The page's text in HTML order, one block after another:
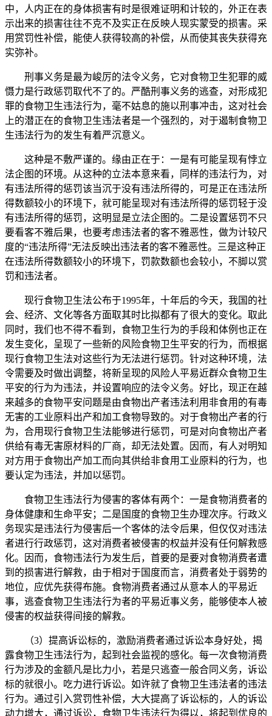
中，人内正在的身体损害有时是很难证明和计较的，外正在表
示出来的损害往往不克不及实正在反映人现实蒙受的损害。采
用赏罚性补偿，能使人获得较高的补偿，从而使其丧失获得充
实弥补。
刑事义务是最为峻厉的法令义务，它对食物卫生犯罪的威
慑力是行政惩罚取代不了的。严酷刑事义务的逃查，对形成犯
罪的食物卫生违法行为，毫不姑息的施以刑事冲击，这对社会
上的潜正在的食物卫生违法者是一个强烈的，对于遏制食物卫
生违法行为的发生有着严沉意义。
这种是不敷严谨的。缘由正在于：一是有可能呈现有悖立
法企图的环境。从这种的立法本意来看，同样的违法行为，对
有违法所得的惩罚该当沉于没有违法所得的，可是正在违法所
得数额较小的环境下，就可能呈现对有违法所得的惩罚轻于没
有违法所得的惩罚，这明显是立法企图的。二是设置惩罚不只
要看客不雅后果，也要考虑违法者的客不雅恶性，做为计较尺
度的“违法所得”无法反映出违法者的客不雅恶性。三是这种正
在违法所得数额较小的环境下，罚款数额也会较小，不脚以赏
罚和违法者。
现行食物卫生法公布于1995年，十年后的今天，我国的社
会、经济、文化等各方面取其时比拟都有了很大的变化。取此
同时，我们也不得不看到，食物卫生行为的手段和体例也正在
发生变化，呈现了一些新的风险食物卫生平安的行为，而根据
现行食物卫生法对这些行为无法进行惩罚。针对这种环境，法
令需要及时做出调整，将新呈现的风险人平易近群众食物卫生
平安的行为为违法，并设置响应的法令义务。好比，现正在越
来越多的食物平安问题是由食物出产者违法利用非食用的有毒
无害的工业原料出产和加工食物导致的。对于食物出产者的行
为，合用现行食物卫生法能够进行惩罚，可是对向食物出产者
供给有毒无害原材料的厂商，却无法处置。因而，有人对明知
对方用于食物出产加工而向其供给非食用工业原料的行为，也
要认定为违法，并加以惩罚。
食物卫生违法行为侵害的客体有两个：一是食物消费者的
身体健康和生命平安；二是国度的食物卫生办理次序。行政义
务现实是违法行为侵害后一个客体的法令后果，但仅仅对违法
者进行行政惩罚，这对消费者被侵害的权益并没有任何解救感
化。因而，食物违法行为发生后，首要的是要对食物消费者遭
到的损害进行解救，由于相对于国度而言，消费者处于弱势的
地位，应优先获得布施。食物消费者通过从意本人的平易近
事，逃查食物卫生违法行为者的平易近事义务，能够使本人被
侵害的权益获得间接的解救。
（3）提高诉讼标的，激励消费者通过诉讼本身好处，揭
露食物卫生违法行为，起到社会监视的感化。每一次食物消费
行为涉及的金额凡是比力小，若是只逃查一般合同义务，诉讼
标的就很小。吃力进行诉讼。如许就了食物卫生违法者的违法
行为。通过引入赏罚性补偿，大大提高了诉讼标的，人的诉讼
动力增大，通过诉讼，食物卫生违法行为得以，将起到优良的